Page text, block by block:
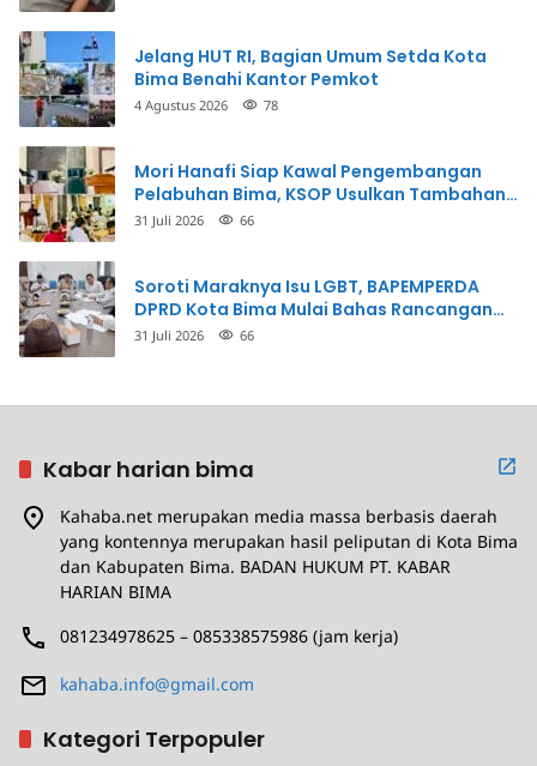
Jelang HUT RI, Bagian Umum Setda Kota
Bima Benahi Kantor Pemkot
4 Agustus 2026 78
Mori Hanafi Siap Kawal Pengembangan
Pelabuhan Bima, KSOP Usulkan Tambahan
Dermaga Rp400 Miliar
31 Juli 2026 66
Soroti Maraknya Isu LGBT, BAPEMPERDA
DPRD Kota Bima Mulai Bahas Rancangan
Perda Pencegahan
31 Juli 2026 66
Kabar harian bima
Kahaba.net merupakan media massa berbasis daerah
yang kontennya merupakan hasil peliputan di Kota Bima
dan Kabupaten Bima. BADAN HUKUM PT. KABAR
HARIAN BIMA
081234978625 – 085338575986 (jam kerja)
kahaba.info@gmail.com
Kategori Terpopuler